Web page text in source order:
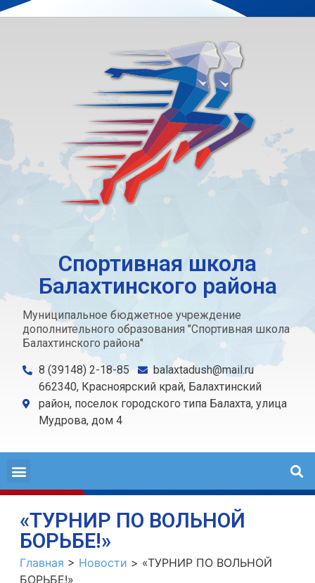
Спортивная школа
Балахтинского района
Муниципальное бюджетное учреждение
дополнительного образования "Спортивная школа
Балахтинского района"
8 (39148) 2-18-85
balaxtadush@mail.ru
662340, Красноярский край, Балахтинский
район, поселок городского типа Балахта, улица
Мудрова, дом 4
«ТУРНИР ПО ВОЛЬНОЙ
БОРЬБЕ!»
Главная > Новости > «ТУРНИР ПО ВОЛЬНОЙ
БОРЬБЕ!»